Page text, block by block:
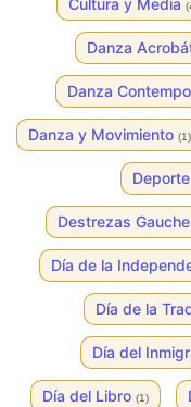
Cultura y Media
Danza
Danza
Danza y Movimiento (1)
Deporte
Destrezas
Día de la
Día de la
Día del
Día del Libro (1)